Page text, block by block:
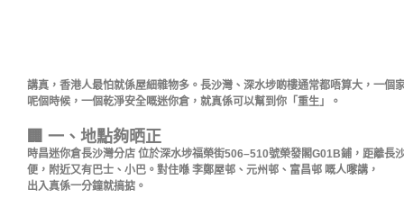
講真，香港人最怕就係屋細雜物多。長沙灣、深水埗啲樓通常都唔算大，一個
呢個時候，一個乾淨安全嘅迷你倉，就真係可以幫到你「重生」。
🏢 一、地點夠晒正
時昌迷你倉長沙灣分店 位於深水埗福榮街506–510號榮發閣G01B鋪，距離長
便，附近又有巴士、小巴。對住喺 李鄭屋邨、元州邨、富昌邨 嘅人嚟講，
出入真係一分鐘就搞掂。